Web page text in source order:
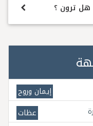
هل ترون ؟
إيمان وروح
عظات